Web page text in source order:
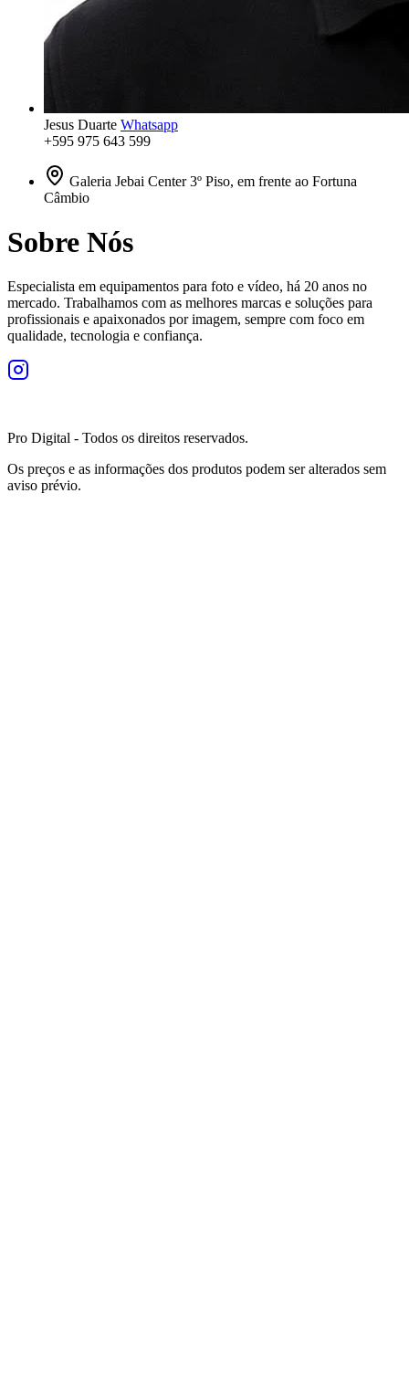
Jesus Duarte Whatsapp
+595 975 643 599
Galeria Jebai Center 3º Piso, em frente ao Fortuna
Câmbio
Sobre Nós
Especialista em equipamentos para foto e vídeo, há 20 anos no
mercado. Trabalhamos com as melhores marcas e soluções para
profissionais e apaixonados por imagem, sempre com foco em
qualidade, tecnologia e confiança.
Pro Digital - Todos os direitos reservados.
Os preços e as informações dos produtos podem ser alterados sem
aviso prévio.